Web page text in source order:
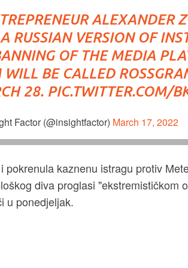
ALEXANDER
RUSSIAN VERSION OF
OF THE MEDIA
WILL BE CALLED
28. PIC.TWITTER.COM/
Factor (@insightfactor) March 17, 2022
pokrenula kaznenu istragu protiv
diva proglasi "ekstremističkom
u ponedjeljak.